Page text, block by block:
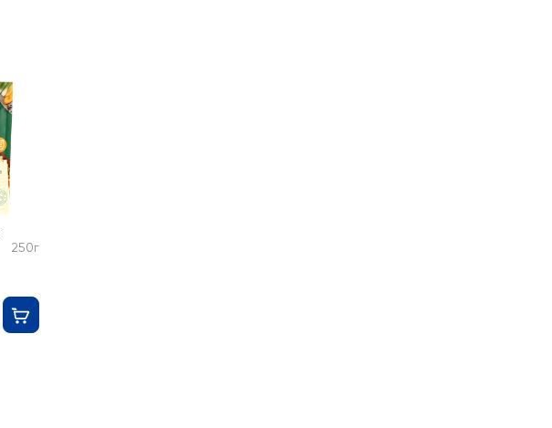
250г